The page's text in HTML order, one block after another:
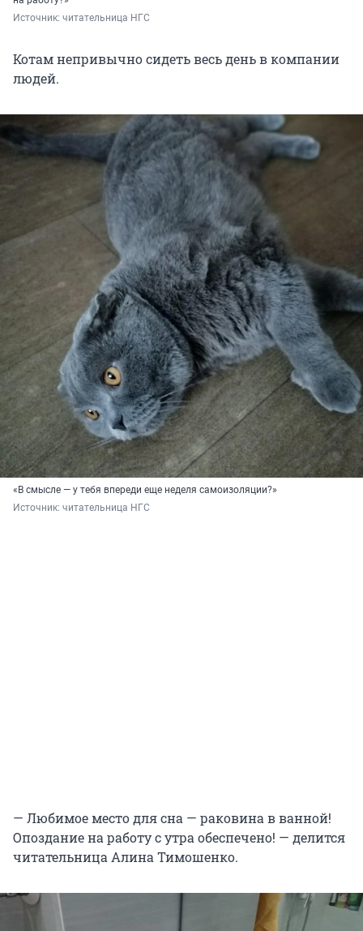
Источник: читательница НГС
Котам непривычно сидеть весь день в компании
людей.
«В смысле — у тебя впереди еще неделя самоизоляции?»
Источник: читательница НГС
— Любимое место для сна — раковина в ванной!
Опоздание на работу с утра обеспечено! — делится
читательница Алина Тимошенко.